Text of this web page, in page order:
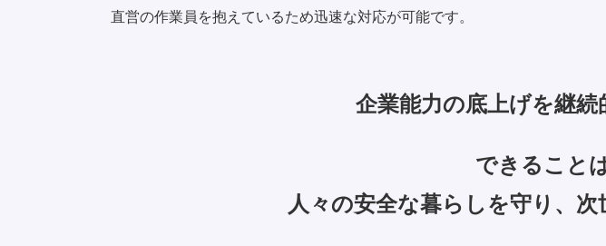
企業能力の底上げを継続
できること
人々の安全な暮らしを守り、 次
直営の作業員を抱えているため迅速な対応が可能です。